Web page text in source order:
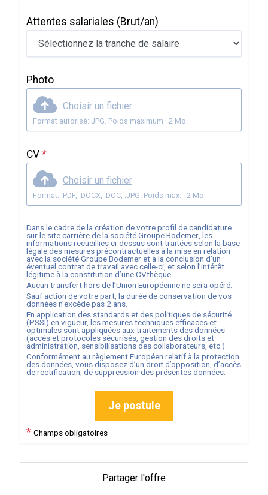
Attentes salariales (Brut/an)
Photo
Choisir un fichier
Format autorisé: JPG. Poids maximum : 2 Mo.
CV *
Choisir un fichier
Format: .PDF, .DOCX, .DOC, .JPG. Poids max. : 2 Mo.
Dans le cadre de la création de votre profil de candidature
sur le site carrière de la sociétéGroupe Bodemer, les
informations recueillies ci-dessus sont traitées selon la base
légale des mesures précontractuelles à la mise en relation
avec la sociétéGroupe Bodemeret à la conclusion d’un
éventuel contrat de travail avec celle-ci, et selon l’intérêt
légitime à la constitution d’une CVthèque.
Aucun transfert hors de l’Union Européenne ne sera opéré.
Sauf action de votre part, la durée de conservation de vos
données n’excède pas 2 ans.
En application des standards et des politiques de sécurité
(PSSI) en vigueur, les mesures techniques efficaces et
optimales sont appliquées aux traitements des données
(accès et protocoles sécurisés, gestion des droits et
administration, sensibilisations des collaborateurs, etc.).
Conformément au règlement Européen relatif à la protection
des données, vous disposez d’un droit d’opposition, d’accès
de rectification, de suppression des présentes données.
Je postule
* Champs obligatoires
Partager l'offre